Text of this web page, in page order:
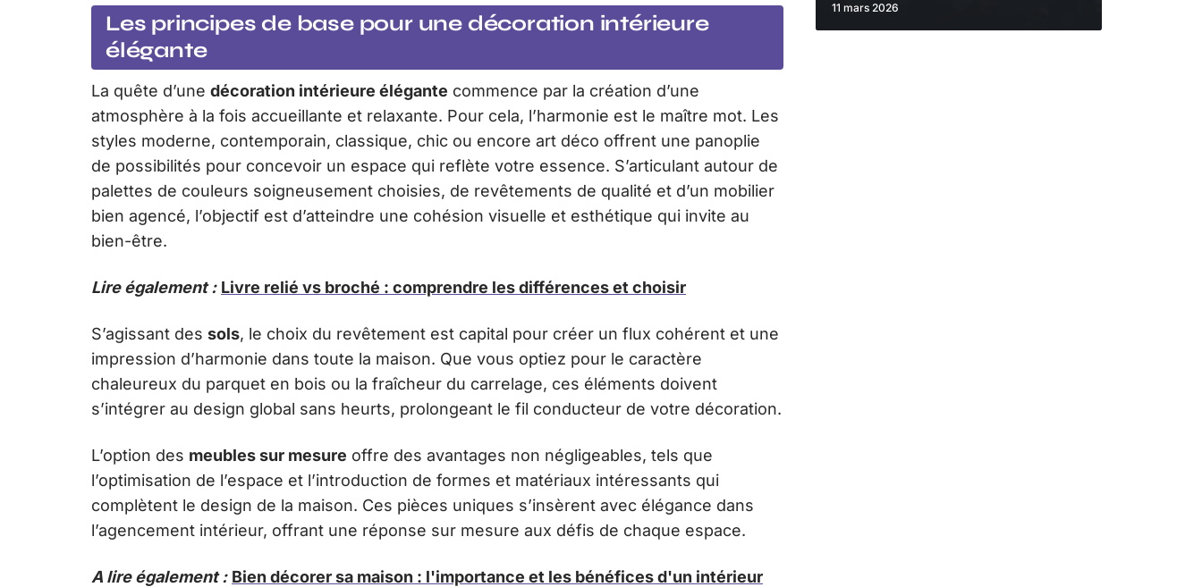
Les principes de base pour une décoration intérieure
élégante
La quête d’une décoration intérieure élégante commence par la création d’une
atmosphère à la fois accueillante et relaxante. Pour cela, l’harmonie est le maître mot. Les
styles moderne, contemporain, classique, chic ou encore art déco offrent une panoplie
de possibilités pour concevoir un espace qui reflète votre essence. S’articulant autour de
palettes de couleurs soigneusement choisies, de revêtements de qualité et d’un mobilier
bien agencé, l’objectif est d’atteindre une cohésion visuelle et esthétique qui invite au
bien-être.
Lire également : Livre relié vs broché : comprendre les différences et choisir
S’agissant des sols, le choix du revêtement est capital pour créer un flux cohérent et une
impression d’harmonie dans toute la maison. Que vous optiez pour le caractère
chaleureux du parquet en bois ou la fraîcheur du carrelage, ces éléments doivent
s’intégrer au design global sans heurts, prolongeant le fil conducteur de votre décoration.
L’option des meubles sur mesure offre des avantages non négligeables, tels que
l’optimisation de l’espace et l’introduction de formes et matériaux intéressants qui
complètent le design de la maison. Ces pièces uniques s’insèrent avec élégance dans
l’agencement intérieur, offrant une réponse sur mesure aux défis de chaque espace.
A lire également : Bien décorer sa maison : l'importance et les bénéfices d'un intérieur
11 mars 2026